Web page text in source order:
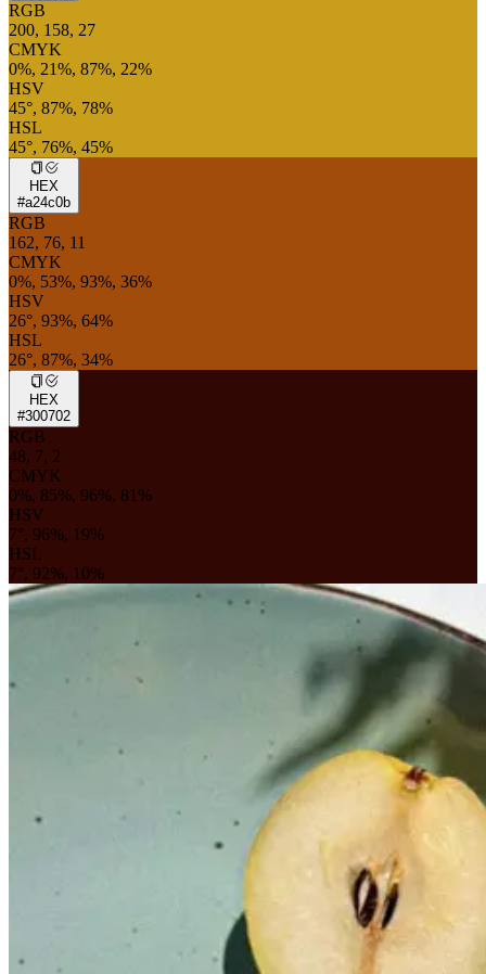
RGB
200, 158, 27
CMYK
0%, 21%, 87%, 22%
HSV
45°, 87%, 78%
HSL
45°, 76%, 45%
HEX
#a24c0b
RGB
162, 76, 11
CMYK
0%, 53%, 93%, 36%
HSV
26°, 93%, 64%
HSL
26°, 87%, 34%
HEX
#300702
RGB
48, 7, 2
CMYK
0%, 85%, 96%, 81%
HSV
7°, 96%, 19%
HSL
7°, 92%, 10%